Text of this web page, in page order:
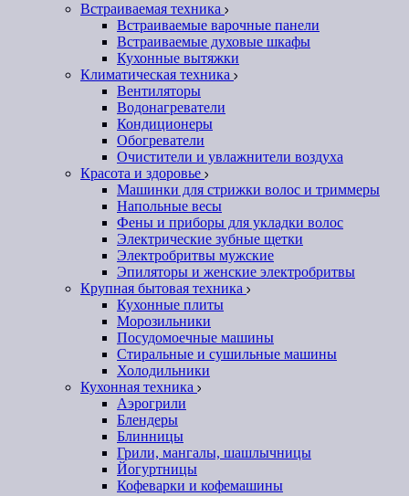
Встраиваемая техника
Встраиваемые варочные панели
Встраиваемые духовые шкафы
Кухонные вытяжки
Климатическая техника
Вентиляторы
Водонагреватели
Кондиционеры
Обогреватели
Очистители и увлажнители воздуха
Красота и здоровье
Машинки для стрижки волос и триммеры
Напольные весы
Фены и приборы для укладки волос
Электрические зубные щетки
Электробритвы мужские
Эпиляторы и женские электробритвы
Крупная бытовая техника
Кухонные плиты
Морозильники
Посудомоечные машины
Стиральные и сушильные машины
Холодильники
Кухонная техника
Аэрогрили
Блендеры
Блинницы
Грили, мангалы, шашлычницы
Йогуртницы
Кофеварки и кофемашины